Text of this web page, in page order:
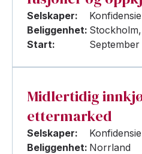
Selskaper:
Beliggenhet:
Start:
September
Midlertidig
ettermarked
Selskaper:
Beliggenhet: Norrland